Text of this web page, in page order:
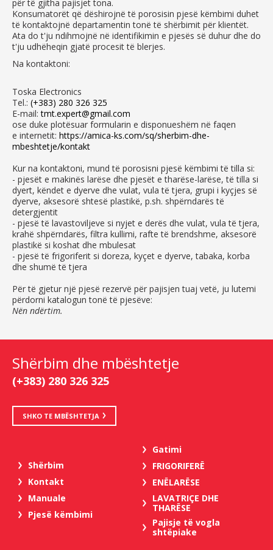
për të gjitha pajisjet tona.
Konsumatorët që dëshirojnë të porosisin pjesë këmbimi duhet
të kontaktojnë departamentin tonë të shërbimit për klientët.
Ata do t'ju ndihmojnë në identifikimin e pjesës së duhur dhe do
t'ju udhëheqin gjatë procesit të blerjes.
Na kontaktoni:
Toska Electronics
Tel.: (+383) 280 326 325
E-mail:tmt.expert@gmail.com
ose duke plotësuar formularin e disponueshëm në faqen
e internetit: https://amica-ks.com/sq/sherbim-dhe-
mbeshtetje/kontakt
Kur na kontaktoni, mund të porosisni pjesë këmbimi të tilla si:
- pjesët e makinës larëse dhe pjesët e tharëse-larëse, të tilla si
dyert, këndet e dyerve dhe vulat, vula të tjera, grupi i kyçjes së
dyerve, aksesorë shtesë plastikë, p.sh. shpërndarës të
detergjentit
- pjesë të lavastoviljeve si nyjet e derës dhe vulat, vula të tjera,
krahë shpërndarës, filtra kullimi, rafte të brendshme, aksesorë
plastikë si koshat dhe mbulesat
- pjesë të frigoriferit si doreza, kyçet e dyerve, tabaka, korba
dhe shumë të tjera
Për të gjetur një pjesë rezervë për pajisjen tuaj vetë, ju lutemi
përdorni katalogun tonë të pjesëve:
Nën ndërtim.
Shërbim dhe mbështetje
(+383) 280 326 325
SHKO TE MBËSHTETJA
Shërbim
Kontakt
Manuale
Pjesë këmbimi
Gatimi
FRIGORIFERË
ENËLARËSE
LAVATRIÇE DHE
THARËSE
Pajisje të vogla
shtëpiake